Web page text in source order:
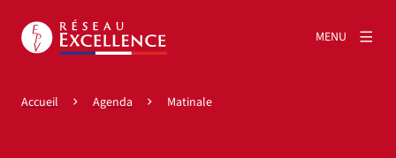
MENU
Accueil Agenda Matinale